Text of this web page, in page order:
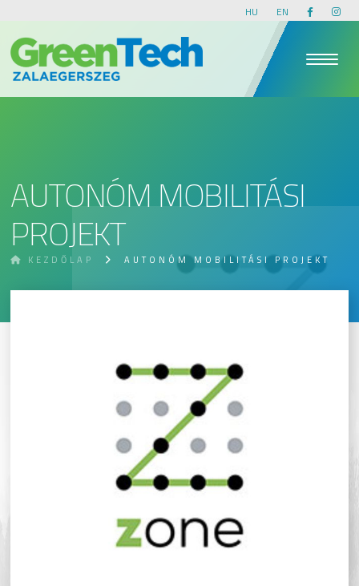
HU EN
AUTONÓM MOBILITÁSI
PROJEKT
KEZDŐLAP AUTONÓM MOBILITÁSI PROJEKT